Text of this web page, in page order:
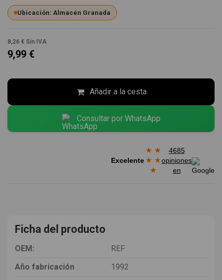
Ubicación: Almacén Granada
8,26 € Sin IVA
9,99 €
Añadir a la cesta
Consultar por WhatsApp
Excelente
★ ★
★ ★
★
4685
opiniones
en
Ficha del producto
OEM:
REF
Año fabricación
1992